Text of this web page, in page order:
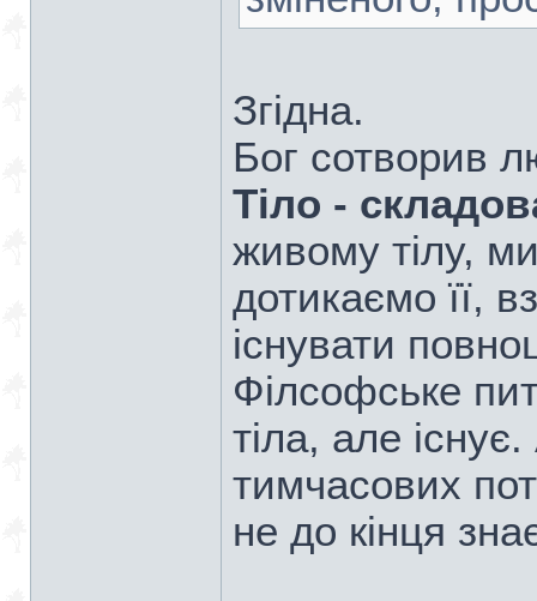
Згідна.
Бог сотворив
Тіло -
живому тілу,
дотикаємо її,
існувати
Філсофське
тіла, але
тимчасових
не до кінця